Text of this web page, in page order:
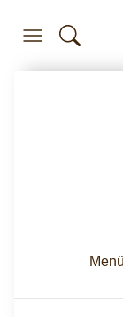
Menü